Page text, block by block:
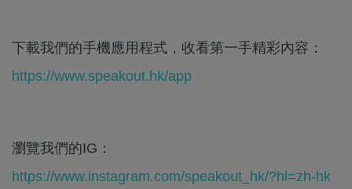
下載我們的手機應用程式，收看第一手精彩內容：
https://www.speakout.hk/app
瀏覽我們的IG：
https://www.instagram.com/speakout_hk/?hl=zh-hk